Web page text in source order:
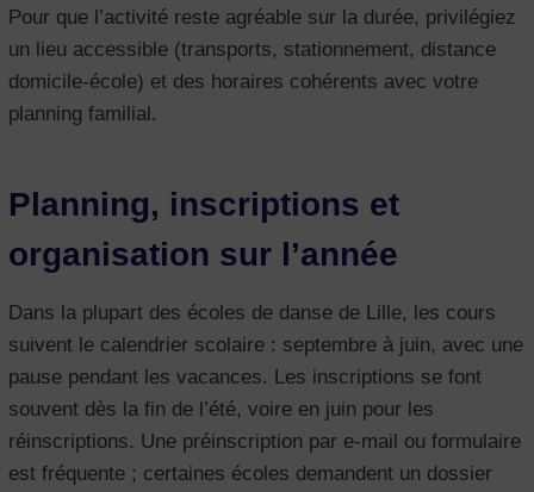
Pour que l’activité reste agréable sur la durée, privilégiez
un lieu accessible (transports, stationnement, distance
domicile-école) et des horaires cohérents avec votre
planning familial.
Planning, inscriptions et
organisation sur l’année
Dans la plupart des écoles de danse de Lille, les cours
suivent le calendrier scolaire : septembre à juin, avec une
pause pendant les vacances. Les inscriptions se font
souvent dès la fin de l’été, voire en juin pour les
réinscriptions. Une préinscription par e-mail ou formulaire
est fréquente ; certaines écoles demandent un dossier